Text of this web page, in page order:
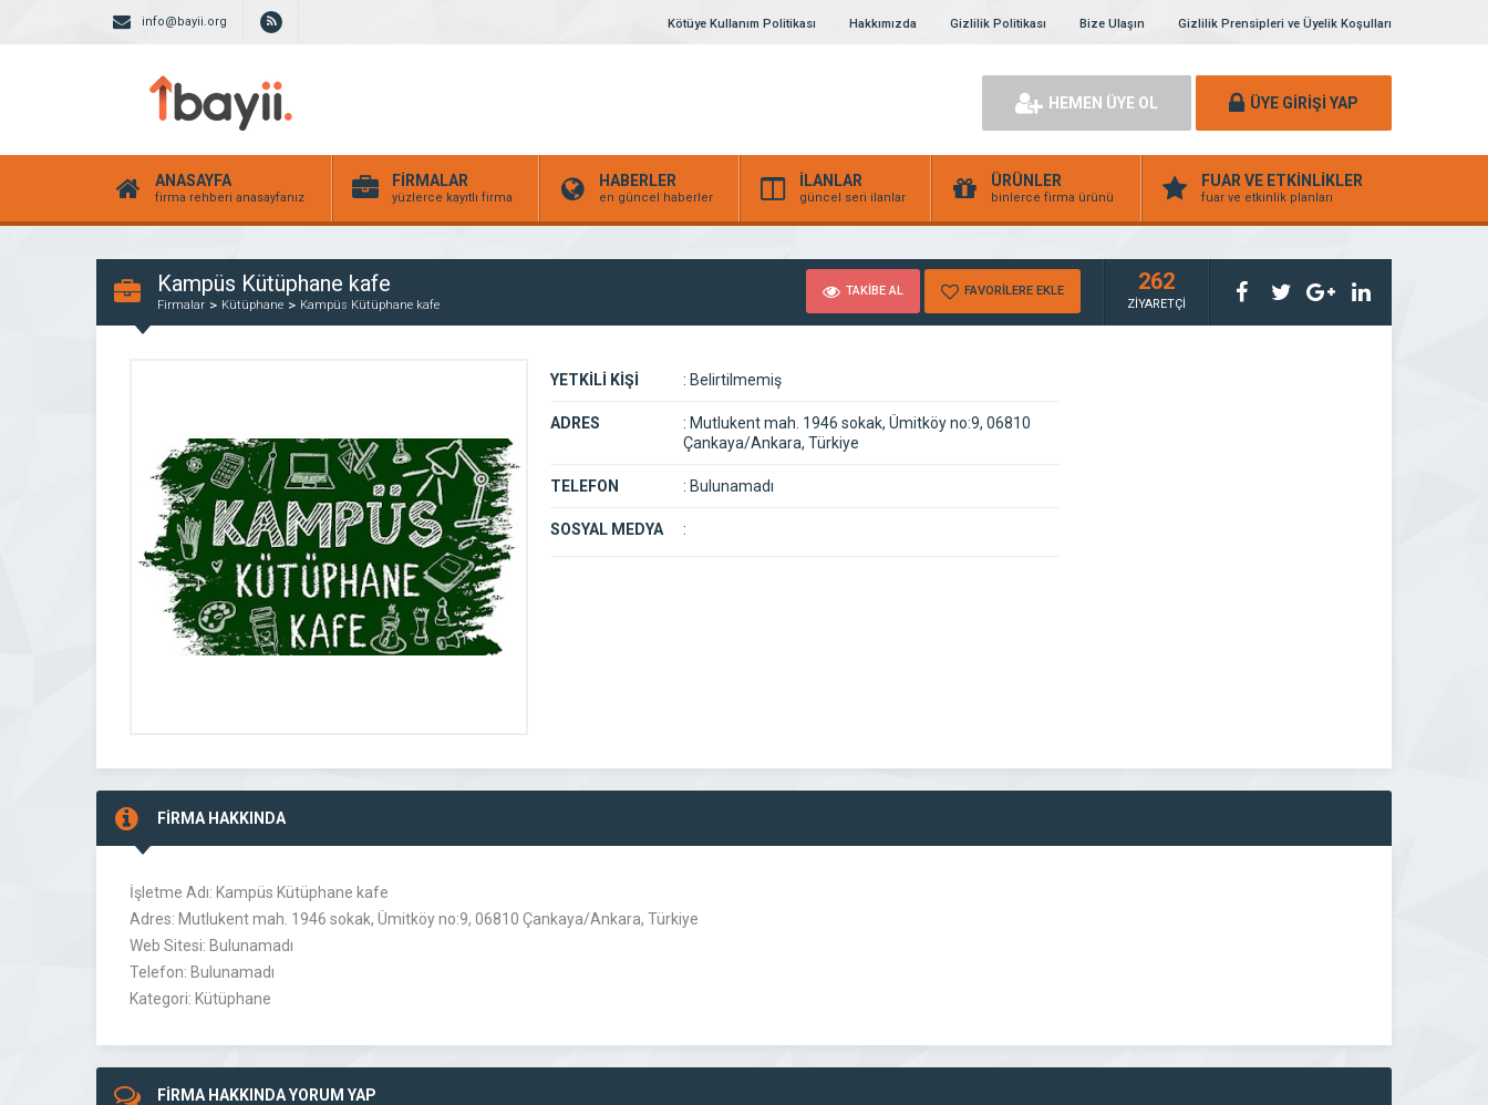
info@bayii.org Kötüye Kullanım Politikası Hakkımızda Gizlilik Politikası Bize Ulaşın Gizlilik Prensipleri ve Üyelik Koşulları
HEMEN ÜYE OL ÜYE GİRİŞİ YAP
ANASAYFA
firma rehberi anasayfanız
FİRMALAR
yüzlerce kayıtlı firma
HABERLER
en güncel haberler
İLANLAR
güncel seri ilanlar
ÜRÜNLER
binlerce firma ürünü
FUAR VE ETKİNLİKLER
fuar ve etkinlik planları
Kampüs Kütüphane kafe
Firmalar Kütüphane Kampüs Kütüphane kafe
TAKİBE AL FAVORİLERE EKLE 262
ZİYARETÇİ
YETKİLİ KİŞİ : Belirtilmemiş
ADRES : Mutlukent mah. 1946 sokak, Ümitköy no:9, 06810
Çankaya/Ankara, Türkiye
TELEFON : Bulunamadı
SOSYAL MEDYA :
FİRMA HAKKINDA
İşletme Adı: Kampüs Kütüphane kafe
Adres: Mutlukent mah. 1946 sokak, Ümitköy no:9, 06810 Çankaya/Ankara, Türkiye
Web Sitesi: Bulunamadı
Telefon: Bulunamadı
Kategori: Kütüphane
FİRMA HAKKINDA YORUM YAP